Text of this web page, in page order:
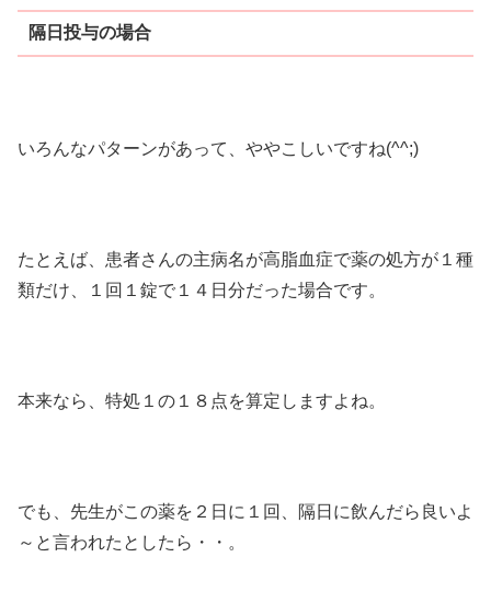
隔日投与の場合
いろんなパターンがあって、ややこしいですね(^^;)
たとえば、患者さんの主病名が高脂血症で薬の処方が１種
類だけ、１回１錠で１４日分だった場合です。
本来なら、特処１の１８点を算定しますよね。
でも、先生がこの薬を２日に１回、隔日に飲んだら良いよ
～と言われたとしたら・・。